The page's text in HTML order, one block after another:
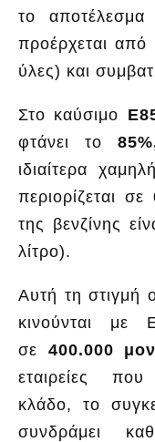
το
προέρχεται από
ύλες) και
Στο καύσιμο
φτάνει το
ιδιαίτερα
περιορίζεται σε
της βενζίνης
λίτρο).
Αυτή τη στιγμή
κινούνται με
σε 400.000
εταιρείες που
κλάδο, το
συνδράμει